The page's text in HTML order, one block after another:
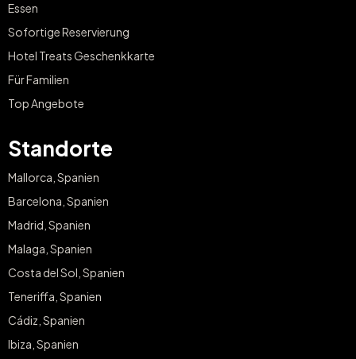
Essen
Sofortige Reservierung
Hotel Treats Geschenkkarte
Für Familien
Top Angebote
Standorte
Mallorca, Spanien
Barcelona, Spanien
Madrid, Spanien
Malaga, Spanien
Costa del Sol, Spanien
Teneriffa, Spanien
Cádiz, Spanien
Ibiza, Spanien